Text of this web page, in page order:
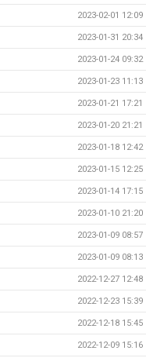
2023-02-01 12:09
2023-01-31 20:34
2023-01-24 09:32
2023-01-23 11:13
2023-01-21 17:21
2023-01-20 21:21
2023-01-18 12:42
2023-01-15 12:25
2023-01-14 17:15
2023-01-10 21:20
2023-01-09 08:57
2023-01-09 08:13
2022-12-27 12:48
2022-12-23 15:39
2022-12-18 15:45
2022-12-09 15:16